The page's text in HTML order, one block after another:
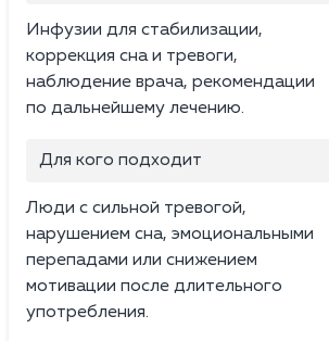
Инфузии для стабилизации,
коррекция сна и тревоги,
наблюдение врача, рекомендации
по дальнейшему лечению.
Для кого подходит
Люди с сильной тревогой,
нарушением сна, эмоциональными
перепадами или снижением
мотивации после длительного
употребления.